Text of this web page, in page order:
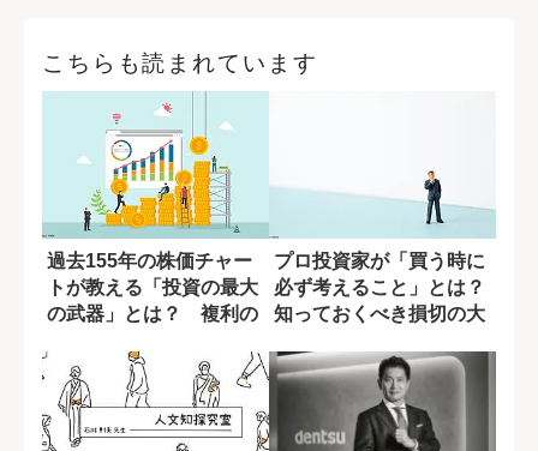
こちらも読まれています
過去155年の株価チャー
トが教える「投資の最大
の武器」とは？ 複利の
プロ投資家が「買う時に
必ず考えること」とは？
知っておくべき損切の大